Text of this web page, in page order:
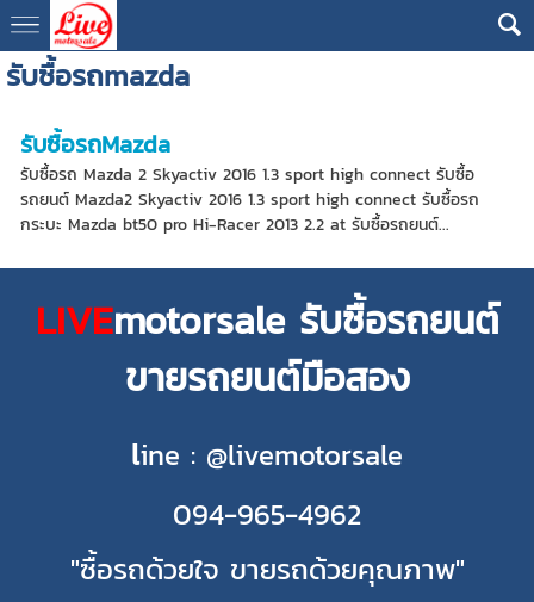
รับซื้อรถmazda
รับซื้อรถMazda
รับซื้อรถ Mazda 2 Skyactiv 2016 1.3 sport high connect รับซื้อ
รถยนต์ Mazda2 Skyactiv 2016 1.3 sport high connect รับซื้อรถ
กระบะ Mazda bt50 pro Hi-Racer 2013 2.2 at รับซื้อรถยนต์...
LIVEmotorsale รับซื้อรถยนต์
ขายรถยนต์มือสอง
line : @livemotorsale
094-965-4962
"ซื้อรถด้วยใจ ขายรถด้วยคุณภาพ"